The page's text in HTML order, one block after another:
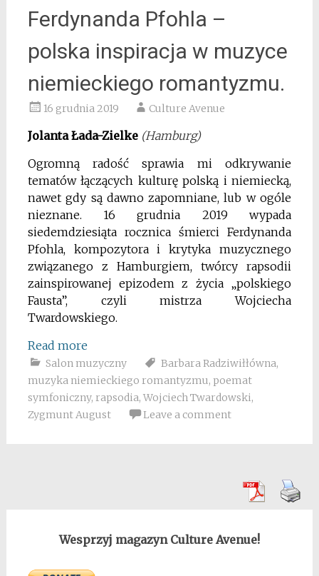
Ferdynanda Pfohla –
polska inspiracja w muzyce
niemieckiego romantyzmu.
16 grudnia 2019 Culture Avenue
Jolanta Łada-Zielke (Hamburg)
Ogromną radość sprawia mi odkrywanie
tematów łączących kulturę polską i niemiecką,
nawet gdy są dawno zapomniane, lub w ogóle
nieznane. 16 grudnia 2019 wypada
siedemdziesiąta rocznica śmierci Ferdynanda
Pfohla, kompozytora i krytyka muzycznego
związanego z Hamburgiem, twórcy rapsodii
zainspirowanej epizodem z życia „polskiego
Fausta”, czyli mistrza Wojciecha
Twardowskiego.
Read more
Salon muzyczny Barbara Radziwiłłówna,
muzyka niemieckiego romantyzmu, poemat
symfoniczny, rapsodia, Wojciech Twardowski,
Zygmunt August
Leave a comment
Wesprzyj magazyn Culture Avenue!